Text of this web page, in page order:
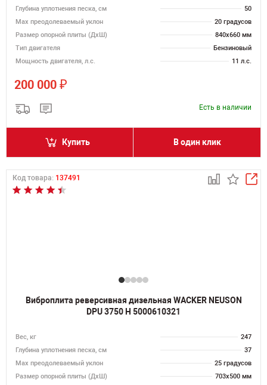
Глубина уплотнения песка, см
50
Max преодолеваемый уклон
20 градусов
Размер опорной плиты (ДхШ)
840х660 мм
Тип двигателя
Бензиновый
Мощность двигателя, л.с.
11 л.с.
200 000 ₽
Есть в наличии
Купить В один клик
Код товара: 137491
Виброплита реверсивная дизельная WACKER NEUSON
DPU 3750 H 5000610321
Вес, кг
247
Глубина уплотнения песка, см
37
Max преодолеваемый уклон
25 градусов
Размер опорной плиты (ДхШ)
703x500 мм